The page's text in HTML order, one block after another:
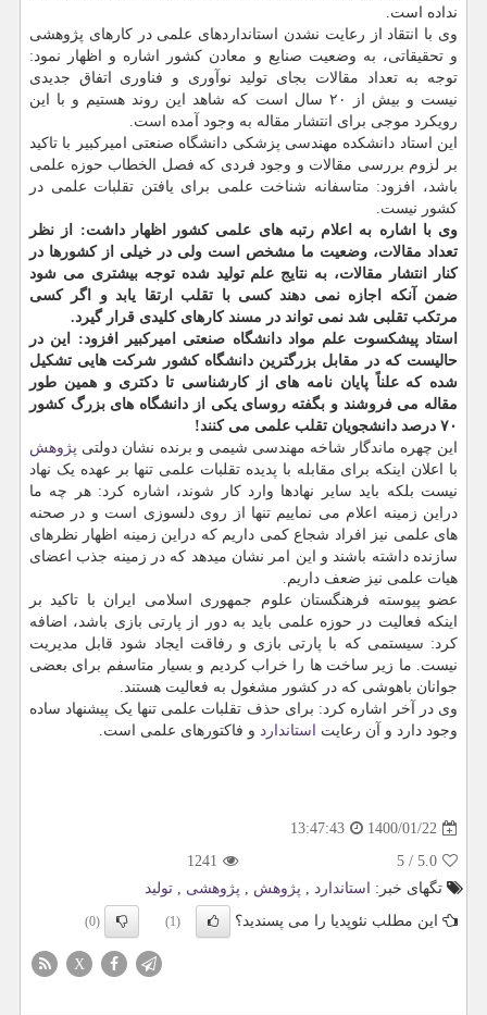
نداده است.
وی با انتقاد از رعایت نشدن استانداردهای علمی در کارهای پژوهشی
و تحقیقاتی، به وضعیت صنایع و معادن کشور اشاره و اظهار نمود:
توجه به تعداد مقالات بجای تولید نوآوری و فناوری اتفاق جدیدی
نیست و بیش از ۲۰ سال است که شاهد این روند هستیم و با این
رویکرد موجی برای انتشار مقاله به وجود آمده است.
این استاد دانشکده مهندسی پزشکی دانشگاه صنعتی امیرکبیر با تاکید
بر لزوم بررسی مقالات و وجود فردی که فصل الخطاب حوزه علمی
باشد، افزود: متاسفانه شناخت علمی برای یافتن تقلبات علمی در
کشور نیست.
وی با اشاره به اعلام رتبه های علمی کشور اظهار داشت: از نظر
تعداد مقالات، وضعیت ما مشخص است ولی در خیلی از کشورها در
کنار انتشار مقالات، به نتایج علم تولید شده توجه بیشتری می شود
ضمن آنکه اجازه نمی دهند کسی با تقلب ارتقا یابد و اگر کسی
مرتکب تقلبی شد نمی تواند در مسند کارهای کلیدی قرار گیرد.
استاد پیشکسوت علم مواد دانشگاه صنعتی امیرکبیر افزود: این در
حالیست که در مقابل بزرگترین دانشگاه کشور شرکت هایی تشکیل
شده که علناً پایان نامه های از کارشناسی تا دکتری و همین طور
مقاله می فروشند و بگفته روسای یکی از دانشگاه های بزرگ کشور
۷۰ درصد دانشجویان تقلب علمی می کنند!
این چهره ماندگار شاخه مهندسی شیمی و برنده نشان دولتی پژوهش
با اعلان اینکه برای مقابله با پدیده تقلبات علمی تنها بر عهده یک نهاد
نیست بلکه باید سایر نهادها وارد کار شوند، اشاره کرد: هر چه ما
دراین زمینه اعلام می نماییم تنها از روی دلسوزی است و در صحنه
های علمی نیز افراد شجاع کمی داریم که دراین زمینه اظهار نظرهای
سازنده داشته باشند و این امر نشان میدهد که در زمینه جذب اعضای
هیات علمی نیز ضعف داریم.
عضو پیوسته فرهنگستان علوم جمهوری اسلامی ایران با تاکید بر
اینکه فعالیت در حوزه علمی باید به دور از پارتی بازی باشد، اضافه
کرد: سیستمی که با پارتی بازی و رفاقت ایجاد شود قابل مدیریت
نیست. ما زیر ساخت ها را خراب کردیم و بسیار متاسفم برای بعضی
جوانان باهوشی که در کشور مشغول به فعالیت هستند.
وی در آخر اشاره کرد: برای حذف تقلبات علمی تنها یک پیشنهاد ساده
وجود دارد و آن رعایت استاندارد و فاکتورهای علمی است.
1400/01/22
13:47:43
5.0
/
5
1241
تگهای خبر:
استاندارد , پژوهش , پژوهشی , تولید
این مطلب نئوپدیا را می پسندید؟
(1)
(0)
X